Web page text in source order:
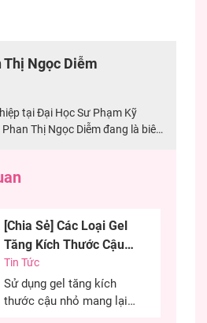
Thị Ngọc Diễm
tại Đại Học Sư Phạm Kỹ
Thị Ngọc Diễm đang là biên
Đảm bảo nội dung chính xác, an
[Chia Sẻ] Các Loại Gel
Tăng Kích Thước Cậu
Nhỏ Tốt Nhất
Tin Tức
Sử dụng gel tăng kích
thước cậu nhỏ mang lại